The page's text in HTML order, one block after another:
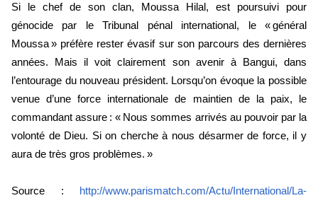
Si le chef de son clan, Moussa Hilal, est poursuivi pour
génocide par le Tribunal pénal international, le « général
Moussa » préfère rester évasif sur son parcours des dernières
années. Mais il voit clairement son avenir à Bangui, dans
l’entourage du nouveau président. Lorsqu’on évoque la possible
venue d’une force internationale de maintien de la paix, le
commandant assure : « Nous sommes arrivés au pouvoir par la
volonté de Dieu. Si on cherche à nous désarmer de force, il y
aura de très gros problèmes. »
Source : http://www.parismatch.com/Actu/International/La-